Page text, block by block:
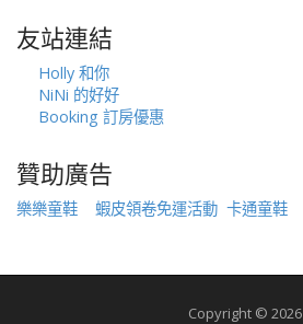
友站連結
Holly 和你
NiNi 的好好
Booking 訂房優惠
贊助廣告
樂樂童鞋 蝦皮領卷免運活動 卡通童鞋
Copyright © 2026